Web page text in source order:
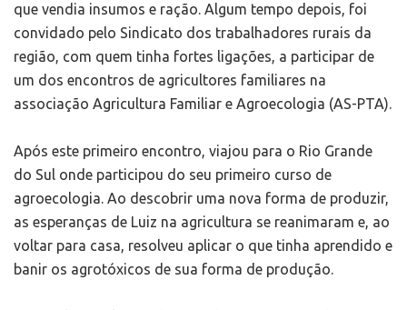
que vendia insumos e ração. Algum tempo depois, foi
convidado pelo Sindicato dos trabalhadores rurais da
região, com quem tinha fortes ligações, a participar de
um dos encontros de agricultores familiares na
associação Agricultura Familiar e Agroecologia (AS-PTA).
Após este primeiro encontro, viajou para o Rio Grande
do Sul onde participou do seu primeiro curso de
agroecologia. Ao descobrir uma nova forma de produzir,
as esperanças de Luiz na agricultura se reanimaram e, ao
voltar para casa, resolveu aplicar o que tinha aprendido e
banir os agrotóxicos de sua forma de produção.